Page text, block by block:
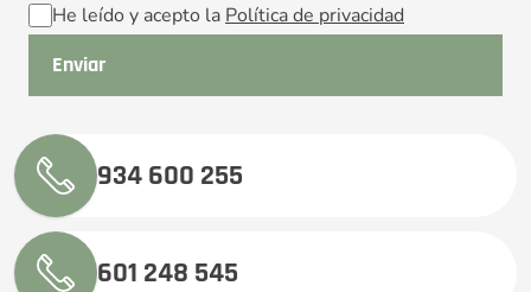
He leído y acepto la Política de privacidad
934 600 255
601 248 545